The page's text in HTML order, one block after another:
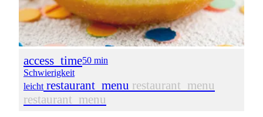
access_time50 min
Schwierigkeit
leicht restaurant_menu restaurant_menu
restaurant_menu